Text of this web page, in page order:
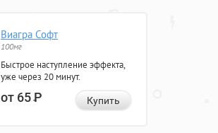
Виагра Софт
100мг
Быстрое наступление эффекта,
уже через 20 минут.
от 65Р Купить